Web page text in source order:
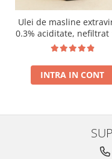
Ulei de masline
0.3% aciditate, nefiltrat
presat la rece
INTRA IN CONT